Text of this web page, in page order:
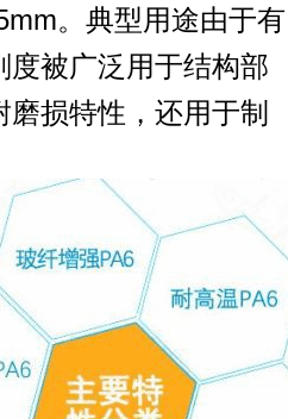
。典型用途由于有
被广泛用于结构部
损特性，还用于制